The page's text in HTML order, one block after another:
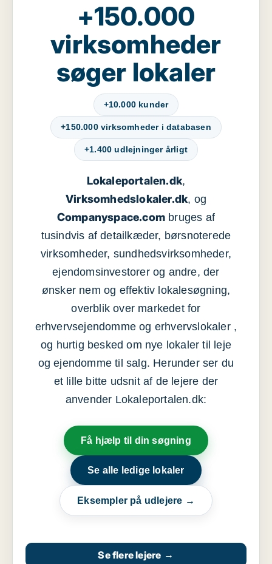
+150.000
virksomheder
søger lokaler
+10.000 kunder
+150.000 virksomheder i databasen
+1.400 udlejninger årligt
Lokaleportalen.dk,
Virksomhedslokaler.dk, og
Companyspace.com bruges af
tusindvis af detailkæder, børsnoterede
virksomheder, sundhedsvirksomheder,
ejendomsinvestorer og andre, der
ønsker nem og effektiv lokalesøgning,
overblik over markedet for
erhvervsejendomme og erhvervslokaler ,
og hurtig besked om nye lokaler til leje
og ejendomme til salg. Herunder ser du
et lille bitte udsnit af de lejere der
anvender Lokaleportalen.dk:
Få hjælp til din søgning
Se alle ledige lokaler
Eksempler på udlejere →
Se flere lejere →